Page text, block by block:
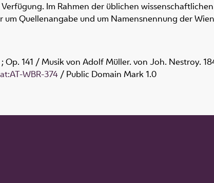
Im Rahmen der üblichen
Quellenangabe und um Namensnennung der
141 / Musik von Adolf Müller. von Joh. Nestroy.
WBR-374 / Public Domain Mark 1.0